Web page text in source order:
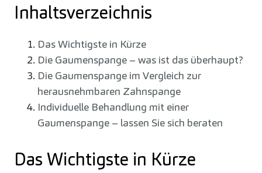
Inhaltsverzeichnis
Das Wichtigste in Kürze
Die Gaumenspange – was ist das überhaupt?
Die Gaumenspange im Vergleich zur
herausnehmbaren Zahnspange
Individuelle Behandlung mit einer
Gaumenspange – lassen Sie sich beraten
Das Wichtigste in Kürze